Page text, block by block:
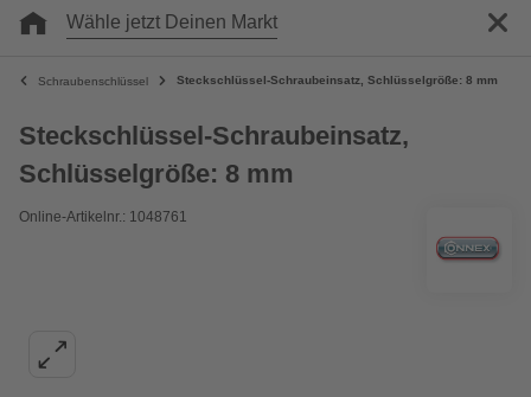
Wähle jetzt Deinen Markt
Schraubenschlüssel Steckschlüssel-Schraubeinsatz, Schlüsselgröße: 8 mm
Steckschlüssel-Schraubeinsatz,
Schlüsselgröße: 8 mm
Online-Artikelnr.: 1048761